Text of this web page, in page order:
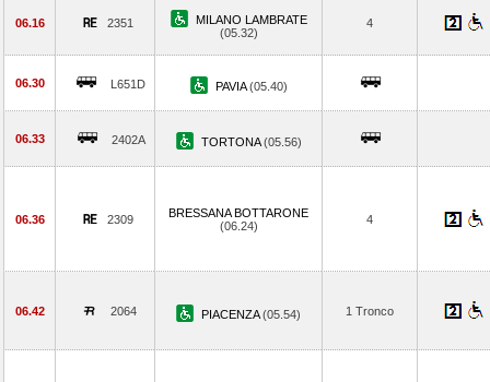
06.16 2351
MILANO LAMBRATE
(05.32)
4
06.30 L651D PAVIA(05.40)
06.33 2402A TORTONA(05.56)
06.36 2309
BRESSANA BOTTARONE
(06.24)
4
06.42 2064 PIACENZA(05.54) 1 Tronco